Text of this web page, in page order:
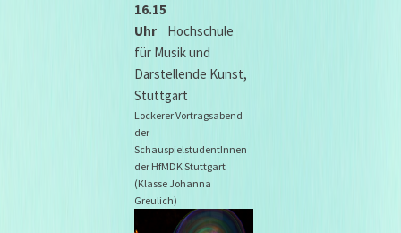
16.15
Uhr
Hochschule
für Musik und
Darstellende Kunst,
Stuttgart
Lockerer Vortragsabend
der
SchauspielstudentInnen
der HfMDK Stuttgart
(Klasse Johanna
Greulich)